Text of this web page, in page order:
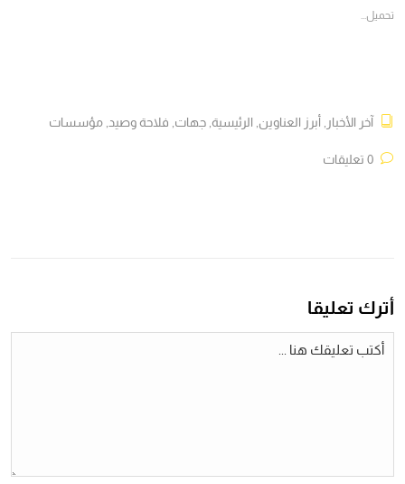
تحميل...
آخر الأخبار أبرز العناوين الرئيسية جهات فلاحة وصيد مؤسسات
أترك تعليقا